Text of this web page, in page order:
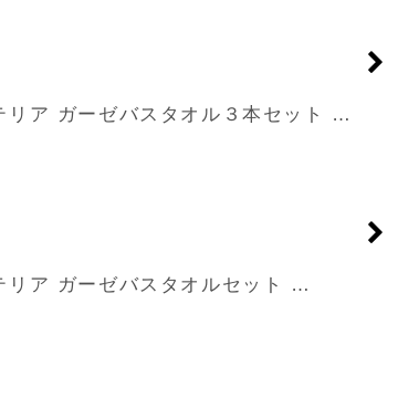
ア ガーゼバスタオル３本セット …
ア ガーゼバスタオルセット …